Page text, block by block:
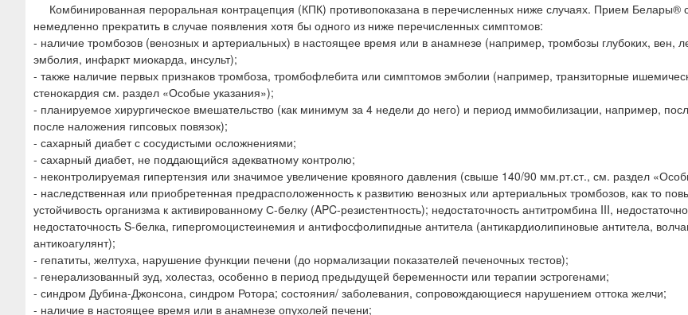
Комбинированная пероральная контрацепция (КПК) противопоказана в перечисленных ниже случаях. Прием Белары®
немедленно прекратить в случае появления хотя бы одного из ниже перечисленных симптомов:
- наличие тромбозов (венозных и артериальных) в настоящее время или в анамнезе (например, тромбозы глубоких, вен,
эмболия, инфаркт миокарда, инсульт);
- также наличие первых признаков тромбоза, тромбофлебита или симптомов эмболии (например, транзиторные
стенокардия см. раздел «Особые указания»);
- планируемое хирургическое вмешательство (как минимум за 4 недели до него) и период иммобилизации, например,
после наложения гипсовых повязок);
- сахарный диабет с сосудистыми осложнениями;
- сахарный диабет, не поддающийся адекватному контролю;
- неконтролируемая гипертензия или значимое увеличение кровяного давления (свыше 140/90 мм.рт.ст., см. раздел
- наследственная или приобретенная предрасположенность к развитию венозных или артериальных тромбозов, как то
устойчивость организма к активированному С-белку (APC-резистентность); недостаточность антитромбина III,
недостаточность S-белка, гипергомоцистеинемия и антифосфолипидные антитела (антикардиолипиновые антитела,
антикоагулянт);
- гепатиты, желтуха, нарушение функции печени (до нормализации показателей печеночных тестов);
- генерализованный зуд, холестаз, особенно в период предыдущей беременности или терапии эстрогенами;
- синдром Дубина-Джонсона, синдром Ротора; состояния/ заболевания, сопровождающиеся нарушением оттока желчи;
- наличие в настоящее время или в анамнезе опухолей печени;